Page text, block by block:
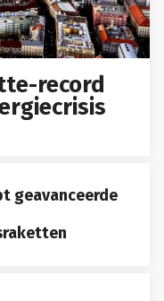
record
geavanceerde